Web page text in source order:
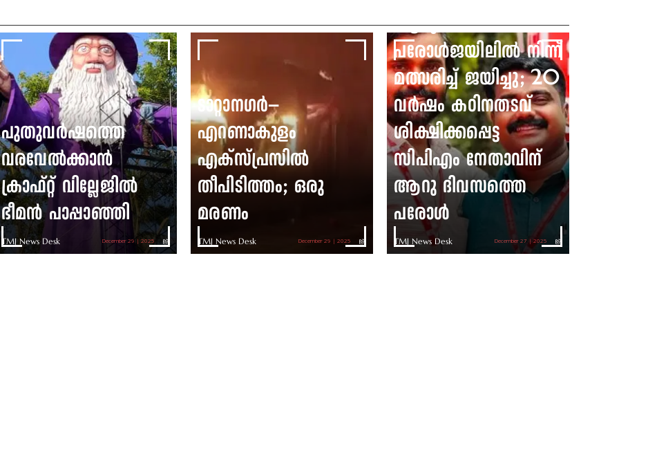
പുതുവർഷത്തെ
വരവേൽക്കാൻ
ക്രാഫ്റ്റ് വില്ലേജിൽ
ഭീമൻ പാപ്പാഞ്ഞി
TMJ News Desk December 29 | 2025
ടാറ്റാനഗർ–
എറണാകുളം
എക്സ്പ്രസിൽ
തീപിടിത്തം; ഒരു
മരണം
TMJ News Desk December 29 | 2025
ആറു ദിവസത്തെ
പരോൾജയിലിൽ നിന്ന്
മത്സരിച്ച് ജയിച്ചു; 20
വർഷം കഠിനതടവ്
ശിക്ഷിക്കപ്പെട്ട
സിപിഎം നേതാവിന്
ആറു ദിവസത്തെ
പരോൾ
TMJ News Desk December 27 | 2025